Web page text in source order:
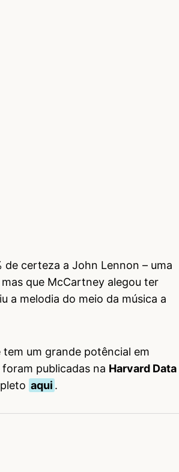
de certeza a John Lennon – uma
que McCartney alegou ter
a melodia do meio da música a
um grande potêncial em
publicadas na Harvard Data
aqui .